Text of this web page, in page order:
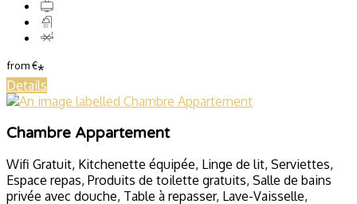
from€*
Details
Chambre Appartement
Wifi Gratuit, Kitchenette équipée, Linge de lit, Serviettes,
Espace repas, Produits de toilette gratuits, Salle de bains
privée avec douche, Table à repasser, Lave-Vaisselle,